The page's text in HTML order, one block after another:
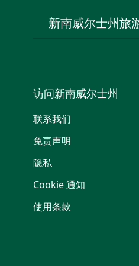
新南威尔士州旅
访问新南威尔士州
联系我们
免责声明
隐私
Cookie 通知
使用条款